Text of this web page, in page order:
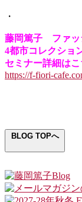
・
藤岡篤子 ファッ
4都市コレクショ
セミナー詳細はこ
https://f-fiori-
BLOG TOPへ